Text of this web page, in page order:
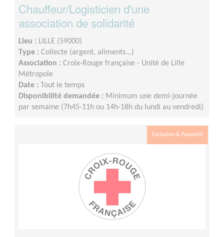
Chauffeur/Logisticien d'une
association de solidarité
Lieu : LILLE (59000)
Type : Collecte (argent, aliments...)
Association : Croix-Rouge française - Unité de Lille
Métropole
Date : Tout le temps
Disponibilité demandée : Minimum une demi-journée
par semaine (7h45-11h ou 14h-18h du lundi au vendredi)
Exclusion & Pauvreté